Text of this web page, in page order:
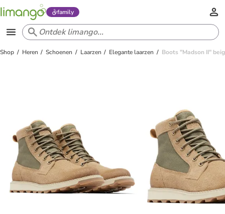
family
Shop Heren Schoenen Laarzen Elegante laarzen Boots "Madson II"